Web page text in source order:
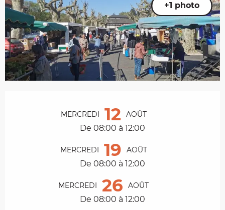
+1 photo
MERCREDI 12 AOÛT
De 08:00 à 12:00
MERCREDI 19 AOÛT
De 08:00 à 12:00
MERCREDI 26 AOÛT
De 08:00 à 12:00